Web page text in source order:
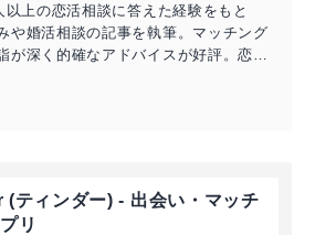
以上の恋活相談に答えた経験をもと
や婚活相談の記事を執筆。マッチング
が深く的確なアドバイスが好評。恋愛
資格保持。
ティンダー) - 出会い・マッチ
リ